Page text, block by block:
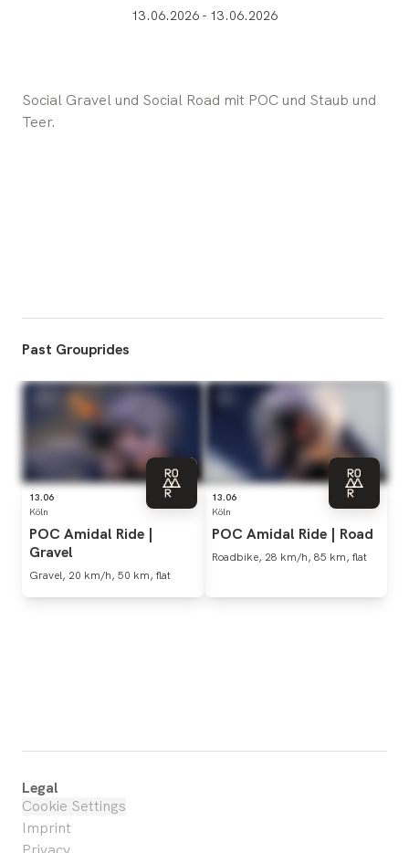
13.06.2026 - 13.06.2026
Social Gravel und Social Road mit POC und Staub und
Teer.
Past Grouprides
13.06
Köln
POC Amidal Ride |
Gravel
Gravel, 20 km/h, 50 km, flat
13.06
Köln
POC Amidal Ride | Road
Roadbike, 28 km/h, 85 km, flat
Legal
Cookie Settings
Imprint